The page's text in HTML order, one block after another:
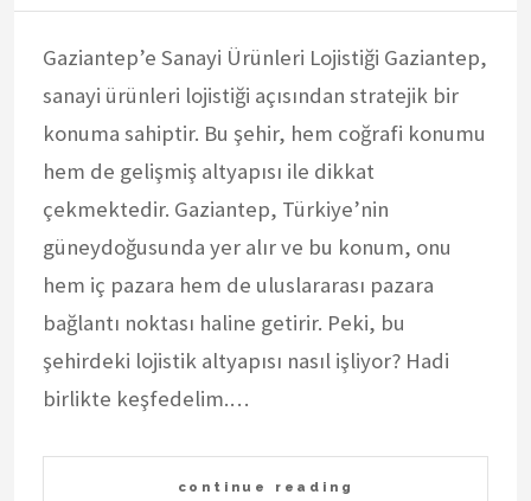
Gaziantep’e Sanayi Ürünleri Lojistiği Gaziantep,
sanayi ürünleri lojistiği açısından stratejik bir
konuma sahiptir. Bu şehir, hem coğrafi konumu
hem de gelişmiş altyapısı ile dikkat
çekmektedir. Gaziantep, Türkiye’nin
güneydoğusunda yer alır ve bu konum, onu
hem iç pazara hem de uluslararası pazara
bağlantı noktası haline getirir. Peki, bu
şehirdeki lojistik altyapısı nasıl işliyor? Hadi
birlikte keşfedelim.…
continue reading